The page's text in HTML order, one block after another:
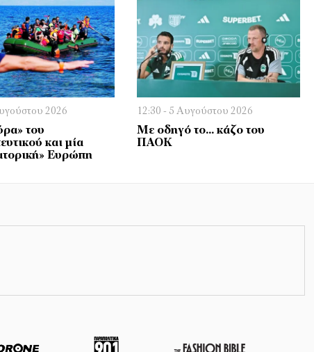
2026
του
και μία
Ευρώπη
12:30 - 5 Αυγούστου 2026
Με οδηγό το… κάζο του
ΠΑΟΚ